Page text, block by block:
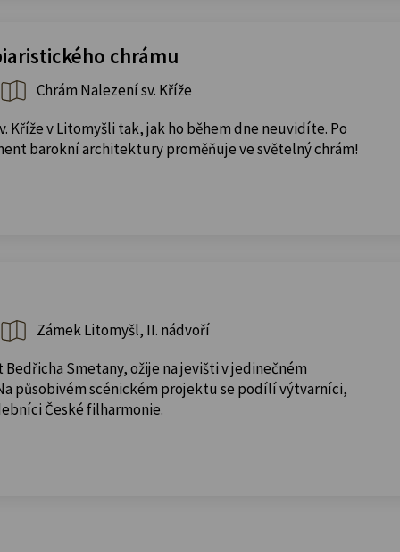
chrámu
Chrám Nalezení sv. Kříže
Kříže v Litomyšli tak, jak ho během dne neuvidíte. Po
barokní architektury proměňuje ve světelný chrám!
Zámek Litomyšl, II. nádvoří
Smetany, ožije na jevišti v jedinečném
působivém scénickém projektu se podílí výtvarníci,
České filharmonie.